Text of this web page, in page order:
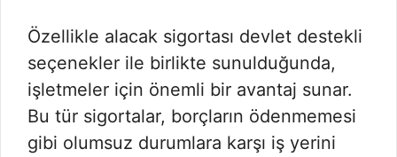
Özellikle alacak sigortası devlet destekli
seçenekler ile birlikte sunulduğunda,
işletmeler için önemli bir avantaj sunar.
Bu tür sigortalar, borçların ödenmemesi
gibi olumsuz durumlara karşı iş yerini